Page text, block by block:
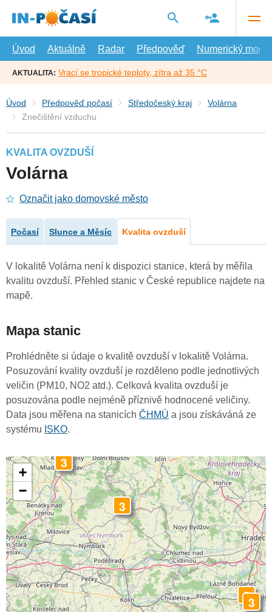
hlavní
Úvod
Aktuálně Radar Předpověď Numerický model
AKTUALITA: Vrací se tropické teploty, zítra až 35 °C
Úvod Předpověď počasí Středočeský kraj
Volárna
Znečištění vzduchu
KVALITA OVZDUŠÍ
Volárna
Označit jako domovské město
Počasí Slunce a Měsíc Kvalita ovzduší
V lokalitě Volárna není k dispozici stanice, která by měřila
kvalitu ovzduší. Přehled stanic v České republice najdete na
mapě.
Mapa stanic
Prohlédněte si údaje o kvalitě ovzduší v lokalitě Volárna.
Posuzování kvality ovzduší je rozděleno podle jednotlivých
veličin (PM10, NO2 atd.). Celková kvalita ovzduší je
posuzována podle nejméně příznivě hodnocené veličiny.
Data jsou měřena na stanicích ČHMÚ a jsou získáváná ze
systému ISKO.
3
33
3
+
−